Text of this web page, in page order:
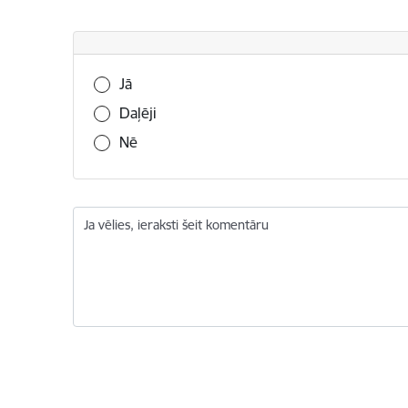
Vai šī informācija bija noderīga?
Jā
Daļēji
Nē
Ja vēlies, ieraksti šeit komentāru